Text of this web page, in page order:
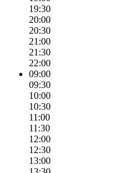
19:30
20:00
20:30
21:00
21:30
22:00
09:00
09:30
10:00
10:30
11:00
11:30
12:00
12:30
13:00